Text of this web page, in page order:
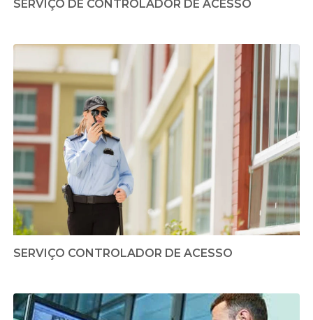
SERVIÇO DE CONTROLADOR DE ACESSO
SERVIÇO CONTROLADOR DE ACESSO